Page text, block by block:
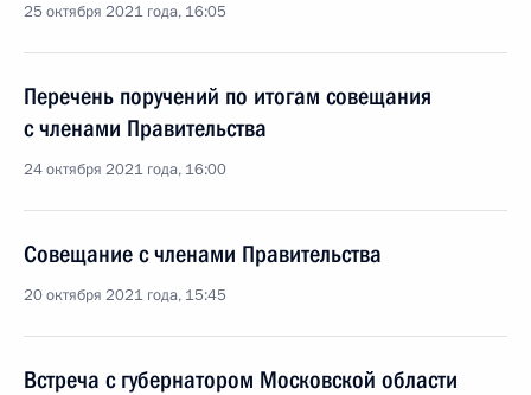
25 октября 2021 года, 16:05
Перечень поручений по итогам совещания
с членами Правительства
24 октября 2021 года, 16:00
Совещание с членами Правительства
20 октября 2021 года, 15:45
Встреча с губернатором Московской области